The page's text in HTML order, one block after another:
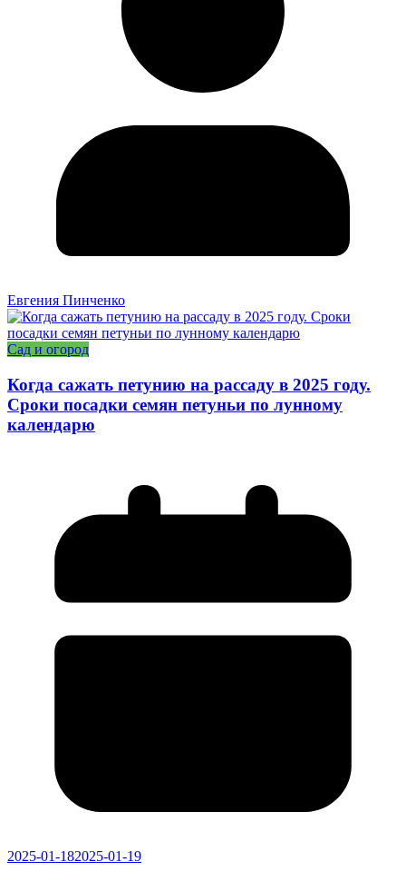
Евгения Пинченко
Сад и огород
Когда сажать петунию на рассаду в 2025 году.
Сроки посадки семян петуньи по лунному
календарю
2025-01-182025-01-19